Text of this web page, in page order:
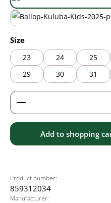
black/
Select
Size
23 24 25
29
30 31
Product Quantity:
Add to shopping
Product number:
859312034
Manufacturer: